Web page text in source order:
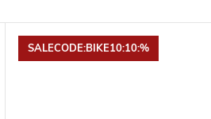
SALECODE:BIKE10:10:%